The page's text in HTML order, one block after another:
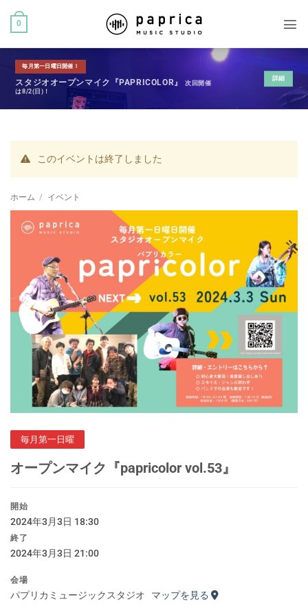
0
毎月第一日曜日開催！
スタジオオープンマイク『PAPRICOLOR』次回開催
は8/2(日)！
詳細
このイベントは終了しました
ホーム / イベント
毎月第一日曜
オープンマイク『papricolor vol.53』
開始
2024年3月3日 18:30
終了
2024年3月3日 21:00
会場
パプリカミュージックスタジオ マップを見る